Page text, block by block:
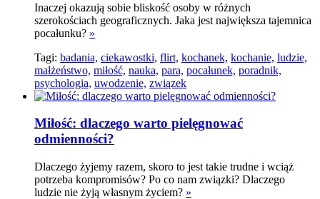
Inaczej okazują sobie bliskość osoby w różnych
szerokościach geograficznych. Jaka jest największa tajemnica
pocałunku? »
Tagi: badania, ciekawostki, flirt, kochanek, kochanie, ludzie,
małżeństwo, miłość, nauka, para, pocałunek, poradnik,
psychologia, uwodzenie, związek
Miłość: dlaczego warto pielęgnować
odmienności?
Dlaczego żyjemy razem, skoro to jest takie trudne i wciąż
potrzeba kompromisów? Po co nam związki? Dlaczego
ludzie nie żyją własnym życiem? »